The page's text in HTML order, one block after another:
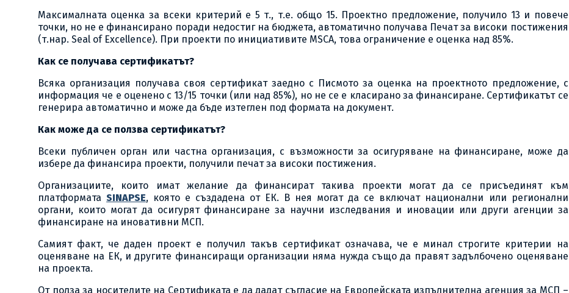
Максималната оценка за всеки критерий е 5 т., т.е. общо 15. Проектно предложение, получило 13 и повече
точки, но не е финансирано поради недостиг на бюджета, автоматично получава Печат за високи постижения
(т.нар. Seal of Excellence). При проекти по инициативите MSCA, това ограничение е оценка над 85%.
Как се получава сертификатът?
Всяка организация получава своя сертификат заедно с Писмото за оценка на проектното предложение, с
информация че е оценено с 13/15 точки (или над 85%), но не се е класирано за финансиране. Сертификатът се
генерира автоматично и може да бъде изтеглен под формата на документ.
Как може да се ползва сертификатът?
Всеки публичен орган или частна организация, с възможности за осигуряване на финансиране, може да
избере да финансира проекти, получили печат за високи постижения.
Организациите, които имат желание да финансират такива проекти могат да се присъединят към
платформатаSINAPSE, която е създадена от ЕК. В нея могат да се включат национални или регионални
органи, които могат да осигурят финансиране за научни изследвания и иновации или други агенции за
финансиране на иновативни МСП.
Самият факт, че даден проект е получил такъв сертификат означава, че е минал строгите критерии на
оценяване на ЕК, и другите финансиращи организации няма нужда също да правят задълбочено оценяване
на проекта.
От полза за носителите на Сертификата е да дадат съгласие на Европейската изпълнителна агенция за МСП –